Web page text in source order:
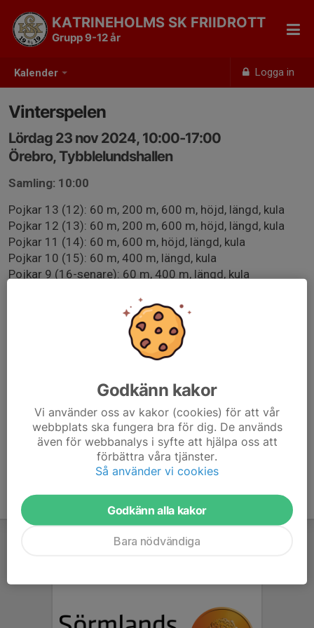
Kalender Logga in
KATRINEHOLMS SK FRIIDROTT
Grupp 9-12 år
Vinterspelen
Lördag 23 nov 2024, 10:00-17:00
Örebro, Tybblelundshallen
Samling: 10:00
Pojkar 13 (12): 60 m, 200 m, 600 m, höjd, längd, kula
Pojkar 12 (13): 60 m, 200 m, 600 m, höjd, längd, kula
Pojkar 11 (14): 60 m, 600 m, höjd, längd, kula
Pojkar 10 (15): 60 m, 400 m, längd, kula
Pojkar 9 (16-senare): 60 m, 400 m, längd, kula
Flickor 12 (13): 60 m, 200 m, 600 m, höjd, längd, kula
Flickor 11 (14): 60 m, 600 m, höjd, längd, kula
Flickor 10 (15): 60 m, 400 m, längd, kula
Flickor 9 (16-senare): 60 m, 400 m, längd, kula
Anmälan: All anmälan sker på webathletics.
Godkänn kakor
Vi använder oss av kakor (cookies) för att vår
webbplats ska fungera bra för dig. De används
även för webbanalys i syfte att hjälpa oss att
förbättra våra tjänster.
Så använder vi cookies
Godkänn alla kakor
Bara nödvändiga